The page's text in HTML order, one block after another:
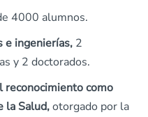
4000 alumnos.
e ingenierías, 2
y 2 doctorados.
reconocimiento como
la Salud,otorgado por la